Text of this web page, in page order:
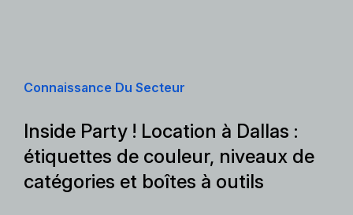
Connaissance Du Secteur
Inside Party ! Location à Dallas :
étiquettes de couleur, niveaux de
catégories et boîtes à outils